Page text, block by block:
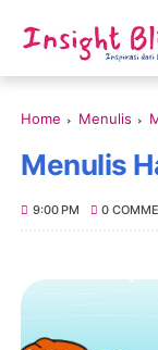
Home Menulis
Menulis
9:00 PM 0